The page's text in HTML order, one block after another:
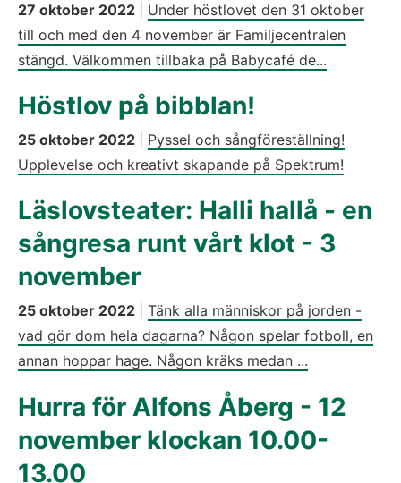
27 oktober 2022
Under höstlovet den 31 oktober
till och med den 4 november är Familjecentralen
stängd. Välkommen tillbaka på Babycafé de...
Höstlov på bibblan!
25 oktober 2022
Pyssel och sångföreställning!
Upplevelse och kreativt skapande på Spektrum!
Läslovsteater: Halli hallå - en
sångresa runt vårt klot - 3
november
25 oktober 2022
Tänk alla människor på jorden -
vad gör dom hela dagarna? Någon spelar fotboll, en
annan hoppar hage. Någon kräks medan ...
Hurra för Alfons Åberg - 12
november klockan 10.00-
13.00